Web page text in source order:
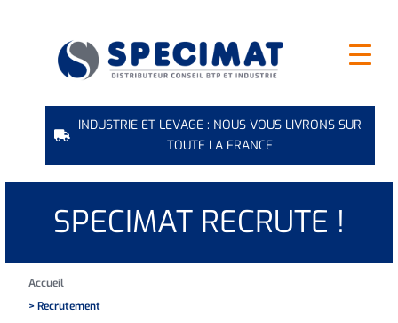
INDUSTRIE ET LEVAGE : NOUS VOUS LIVRONS SUR
TOUTE LA FRANCE
SPECIMAT RECRUTE !
Accueil
> Recrutement